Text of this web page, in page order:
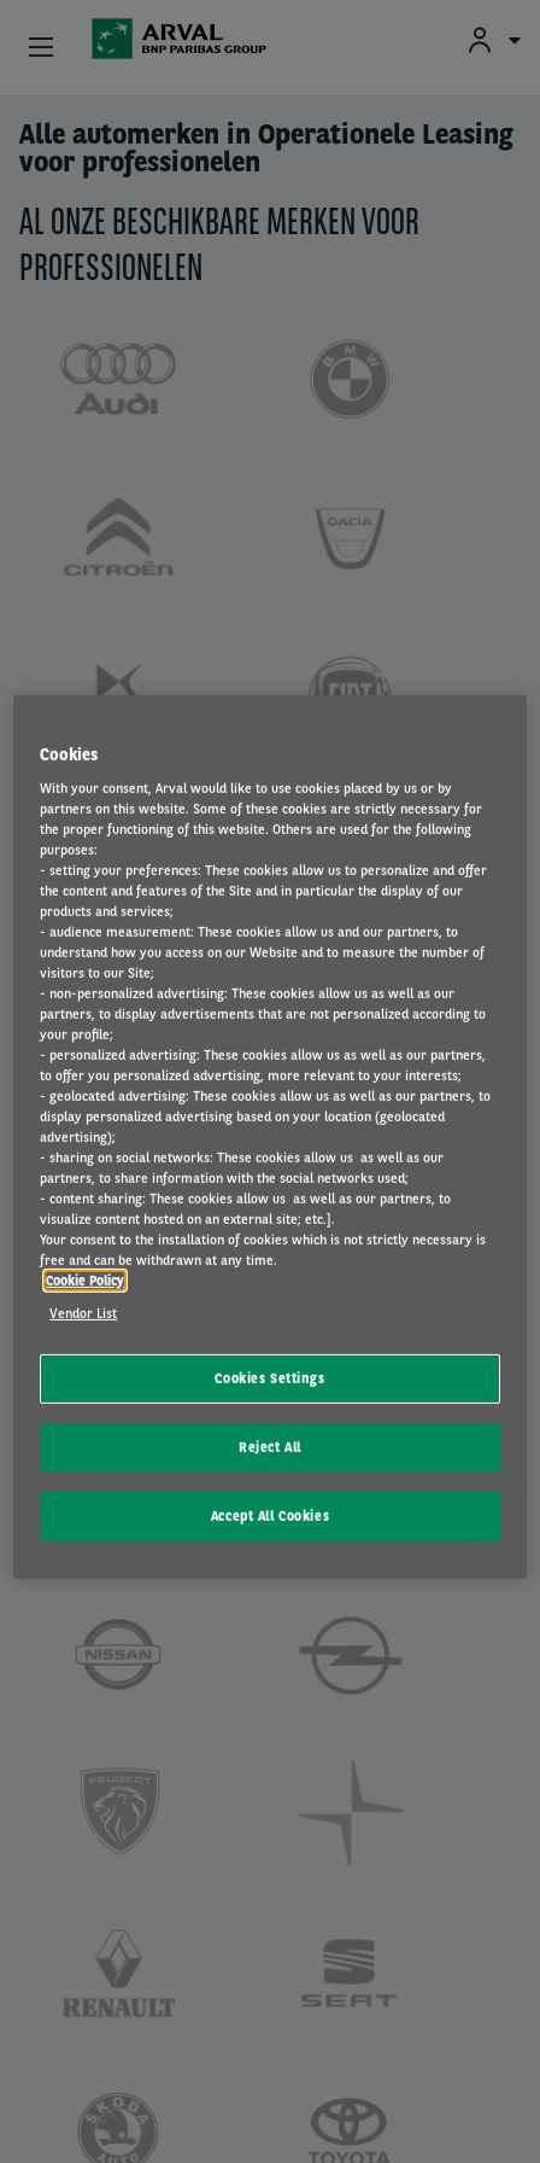
Overslaan en naar de inhoud gaan
Alle automerken in Operationele Leasing
voor professionelen
AL ONZE BESCHIKBARE MERKEN VOOR
PROFESSIONELEN
Particulieren
Kmo's & Zelfstandigen
Over Arval
Cookies
With your consent, Arval would like to use cookies placed by us or by
partners on this website. Some of these cookies are strictly necessary for
the proper functioning of this website. Others are used for the following
purposes:
- setting your preferences: These cookies allow us to personalize and offer
the content and features of the Site and in particular the display of our
products and services;
- audience measurement: These cookies allow us and our partners, to
understand how you access on our Website and to measure the number of
visitors to our Site;
- non-personalized advertising: These cookies allow us as well as our
partners, to display advertisements that are not personalized according to
your profile;
- personalized advertising: These cookies allow us as well as our partners,
to offer you personalized advertising, more relevant to your interests;
- geolocated advertising: These cookies allow us as well as our partners, to
display personalized advertising based on your location (geolocated
advertising);
- sharing on social networks: These cookies allow us as well as our
partners, to share information with the social networks used;
- content sharing: These cookies allow us as well as our partners, to
visualize content hosted on an external site; etc.].
Your consent to the installation of cookies which is not strictly necessary is
free and can be withdrawn at any time.
Cookie Policy
Vendor List
Cookies Settings
Reject All
Accept All Cookies